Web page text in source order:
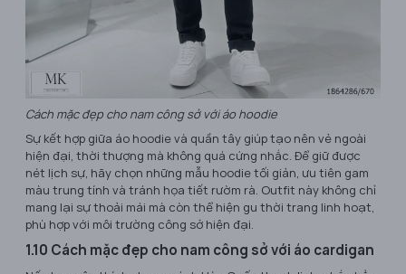
Cách mặc đẹp cho nam công sở với áo hoodie
Sự kết hợp giữa áo hoodie và quần tây giúp tạo nên vẻ ngoài
hiện đại, thời thượng mà không quá cứng nhắc. Để giữ được
nét lịch sự, hãy chọn những mẫu hoodie tối giản, ưu tiên gam
màu trung tính và tránh họa tiết rườm rà. Outfit này không chỉ
mang lại sự thoải mái mà còn thể hiện gu thời trang linh hoạt,
phù hợp với môi trường công sở hiện đại.
1.10 Cách mặc đẹp cho nam công sở với áo cardigan